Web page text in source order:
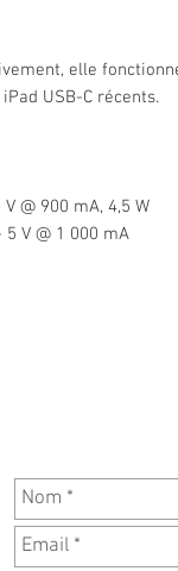
elle
USB-C récents.
@ 900 mA, 4,5 W
V @ 1 000 mA